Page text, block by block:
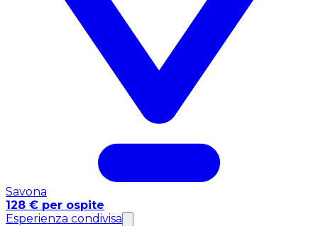
Savona
128 € per ospite
Esperienza condivisa